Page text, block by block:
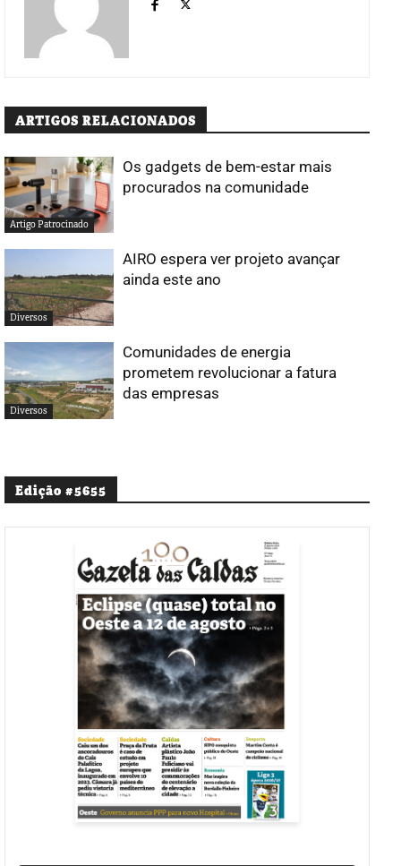
ARTIGOS RELACIONADOS
Artigo Patrocinado
Os gadgets de bem-estar mais
procurados na comunidade
Diversos
AIRO espera ver projeto avançar
ainda este ano
Diversos
Comunidades de energia
prometem revolucionar a fatura
das empresas
Edição #5655